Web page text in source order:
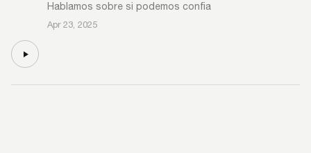
Hablamos sobre si podemos confia
Apr 23, 2025